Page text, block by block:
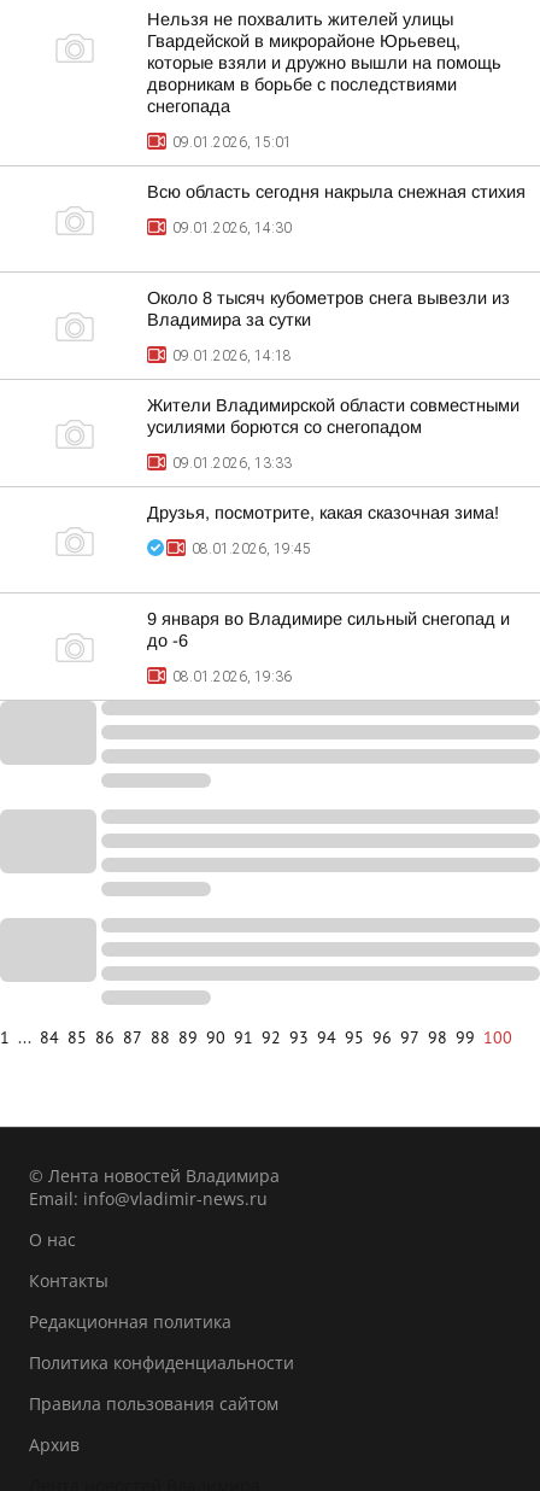
Нельзя не похвалить жителей улицы
Гвардейской в микрорайоне Юрьевец,
которые взяли и дружно вышли на помощь
дворникам в борьбе с последствиями
снегопада
09.01.2026, 15:01
Всю область сегодня накрыла снежная стихия
09.01.2026, 14:30
Около 8 тысяч кубометров снега вывезли из
Владимира за сутки
09.01.2026, 14:18
Жители Владимирской области совместными
усилиями борются со снегопадом
09.01.2026, 13:33
Друзья, посмотрите, какая сказочная зима!
08.01.2026, 19:45
9 января во Владимире сильный снегопад и
до -6
08.01.2026, 19:36
1 ... 84 85 86 87 88 89 90 91 92 93 94 95 96 97 98 99 100
© Лента новостей Владимира
Email: info@vladimir-news.ru
О нас
Контакты
Редакционная политика
Политика конфиденциальности
Правила пользования сайтом
Архив